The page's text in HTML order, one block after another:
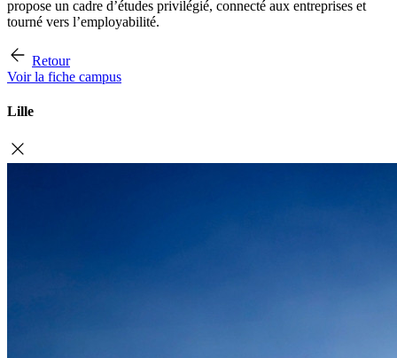
propose un cadre d’études privilégié, connecté aux entreprises et
tourné vers l’employabilité.
Retour
Voir la fiche campus
Lille